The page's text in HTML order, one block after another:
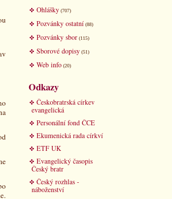
Ohlášky (707)
Pozvánky ostatní (88)
Pozvánky sbor (115)
Sborové dopisy (51)
Web info (20)
Odkazy
Českobratrská církev
evangelická
Personální fond ČCE
Ekumenická rada církví
ETF UK
Evangelický časopis
Český bratr
Český rozhlas -
náboženství